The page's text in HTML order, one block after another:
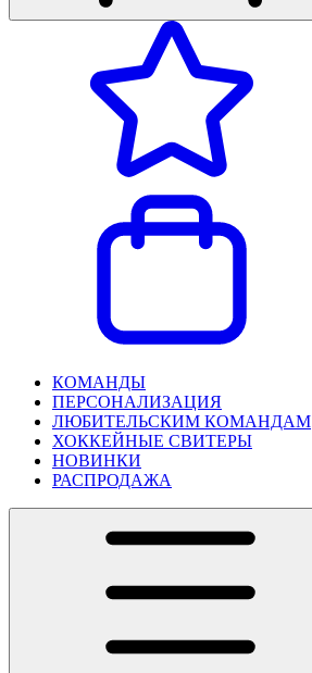
КОМАНДЫ
ПЕРСОНАЛИЗАЦИЯ
ЛЮБИТЕЛЬСКИМ КОМАНДАМ
ХОККЕЙНЫЕ СВИТЕРЫ
НОВИНКИ
РАСПРОДАЖА